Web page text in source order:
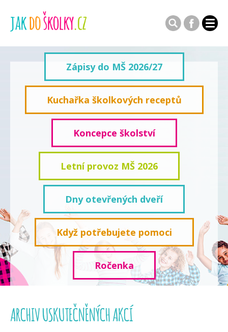
Zápisy do MŠ 2026/27
Kuchařka školkových receptů
Koncepce školství
Letní provoz MŠ 2026
Dny otevřených dveří
Když potřebujete pomoci
Ročenka
ARCHIV USKUTEČNĚNÝCH AKCÍ